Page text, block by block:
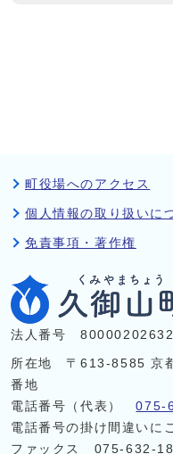
町役場へのアクセス
個人情報の取り扱いに
免責事項・著作権
法人番号
所在地 〒613-8585 京
番地
電話番号（代表）075-
電話番号の掛け間違いに
ファックス 075-632-